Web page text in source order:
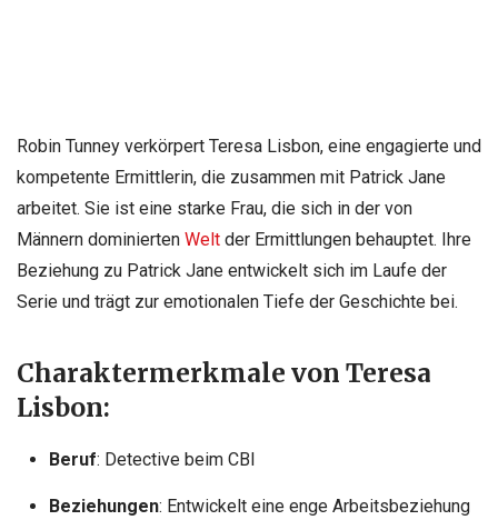
Robin Tunney verkörpert Teresa Lisbon, eine engagierte und
kompetente Ermittlerin, die zusammen mit Patrick Jane
arbeitet. Sie ist eine starke Frau, die sich in der von
Männern dominierten Welt der Ermittlungen behauptet. Ihre
Beziehung zu Patrick Jane entwickelt sich im Laufe der
Serie und trägt zur emotionalen Tiefe der Geschichte bei.
Charaktermerkmale von Teresa
Lisbon:
Beruf: Detective beim CBI
Beziehungen: Entwickelt eine enge Arbeitsbeziehung